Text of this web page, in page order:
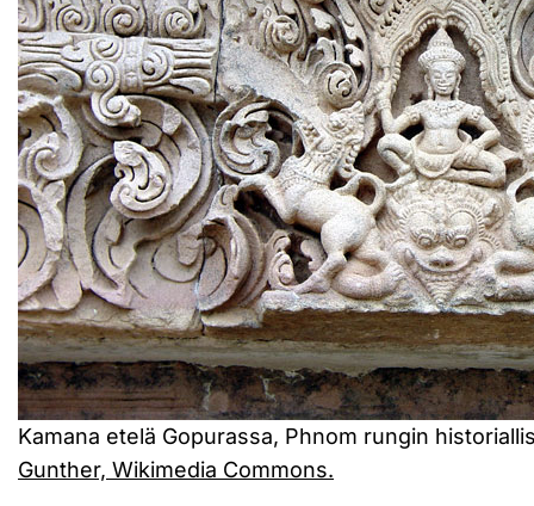
Kamana etelä Gopurassa, Phnom rungin
Gunther, Wikimedia Commons.